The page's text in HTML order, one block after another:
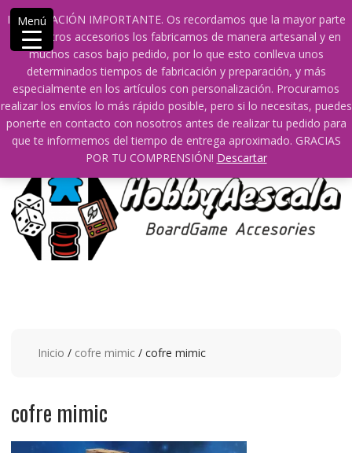
INFORMACIÓN IMPORTANTE. Os recordamos que la mayor parte
de nuestros accesorios los fabricamos de manera artesanal y en
muchos casos bajo pedido, por lo que esto conlleva unos
determinados tiempos de fabricación y preparación, y más
especialmente en los artículos con personalización. Procuramos
realizar los envíos lo más rápido posible, pero si lo necesitas, puedes
ponerte en contacto con nosotros antes de realizar tu pedido para
que te informemos del tiempo de entrega aproximado. GRACIAS
POR TU COMPRENSIÓN! Descartar
Saltar
contenido
609241475 SOLO DE 10:00 a 14:00
info@hobbyaescala.com
San Fernando de Henares
10:00 - 14:00
Mi cuenta
0 0
Inicio / cofre mimic/ cofre mimic
cofre mimic
Menú